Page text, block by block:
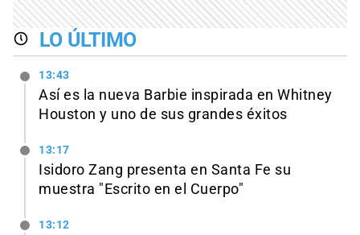
LO ÚLTIMO
13:43
Así es la nueva Barbie inspirada en Whitney
Houston y uno de sus grandes éxitos
13:17
Isidoro Zang presenta en Santa Fe su
muestra "Escrito en el Cuerpo"
13:12